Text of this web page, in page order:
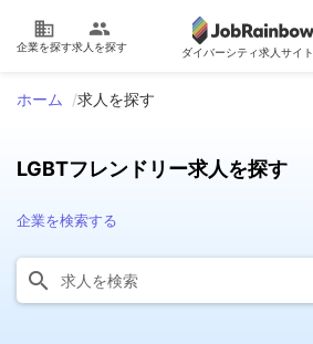
domain
企業を探す
people
求人を探す ダイバーシティ求人サイト
ホーム 求人を探す
LGBTフレンドリー求人を探す
企業を検索する